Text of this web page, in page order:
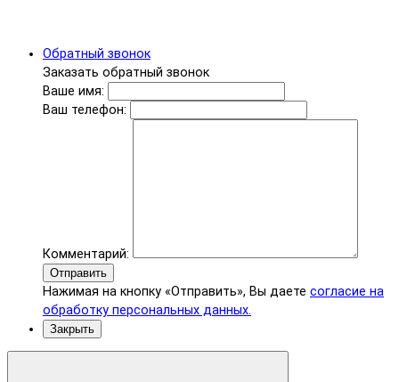
Обратный звонок
Заказать обратный звонок
Ваше имя:
Ваш телефон:
Комментарий:
Отправить
Нажимая на кнопку «Отправить», Вы даете согласие на
обработку персональных данных.
Закрыть